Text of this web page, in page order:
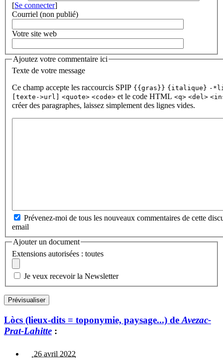
[Se connecter]
Courriel (non publié)
Votre site web
Ajoutez votre commentaire ici
Texte de votre message
Ce champ accepte les raccourcis SPIP {{gras}} {italique} -
[texte->url]
<quote> <code> et le code HTML <q> <del>
créer des paragraphes, laissez simplement des lignes vides.
Prévenez-moi de tous les nouveaux commentaires de cette
email
Ajouter un document
Extensions autorisées : toutes
Je veux recevoir la Newsletter
Lòcs (lieux-dits = toponymie, paysage...) de Avezac-
Prat-Lahitte :
26 avril 2022